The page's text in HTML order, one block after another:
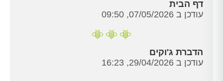
דף הבית
עודכן ב 07/05/2026, 09:50
הדברת ג'וקים
עודכן ב 29/04/2026, 16:23